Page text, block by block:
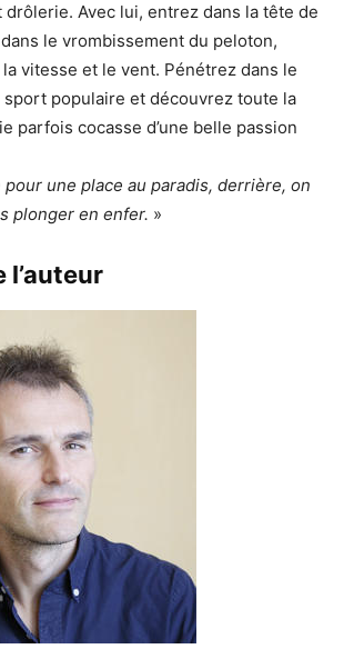
Avec lui, entrez dans la tête de
le vrombissement du peloton,
vitesse et le vent. Pénétrez dans le
sport populaire et découvrez toute la
parfois cocasse d’une belle passion
une place au paradis, derrière, on
plonger en enfer. »
l’auteur